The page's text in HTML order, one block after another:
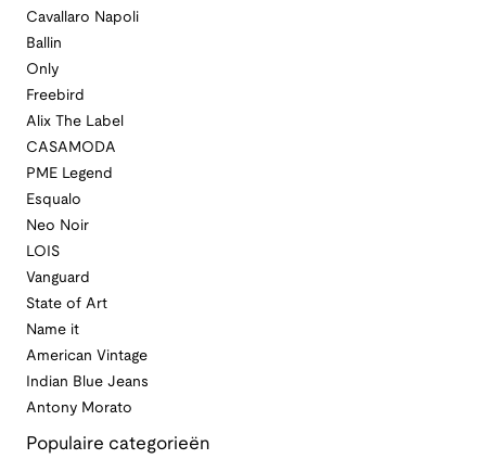
Cavallaro Napoli
Ballin
Only
Freebird
Alix The Label
CASAMODA
PME Legend
Esqualo
Neo Noir
LOIS
Vanguard
State of Art
Name it
American Vintage
Indian Blue Jeans
Antony Morato
Populaire categorieën